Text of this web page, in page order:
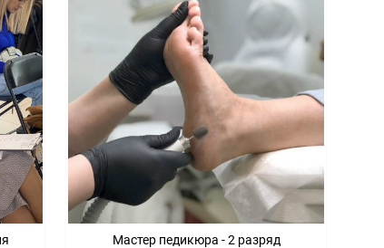
Мастер педикюра - 2 разряд